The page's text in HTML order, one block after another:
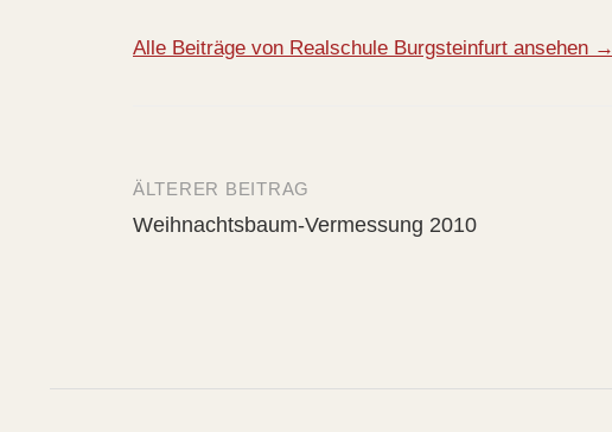
Alle Beiträge von Realschule Burgsteinfurt ansehen →
Beitrags-
ÄLTERER BEITRAG
Weihnachtsbaum-Vermessung 2010